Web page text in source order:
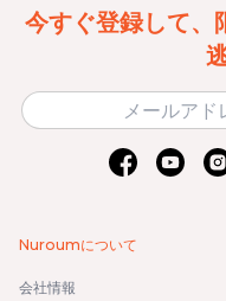
今すぐ登録して
Nuroumについて
会社情報